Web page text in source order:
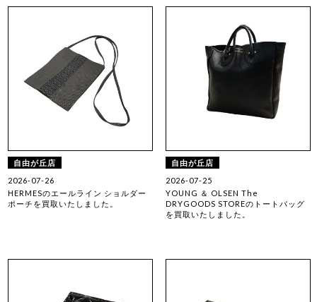
自由が丘店
2026-07-26
HERMESのエールライン ショルダー
ポーチを買取いたしました。
自由が丘店
2026-07-25
YOUNG ＆ OLSEN The
DRYGOODS STOREのトートバッグ
を買取いたしました。